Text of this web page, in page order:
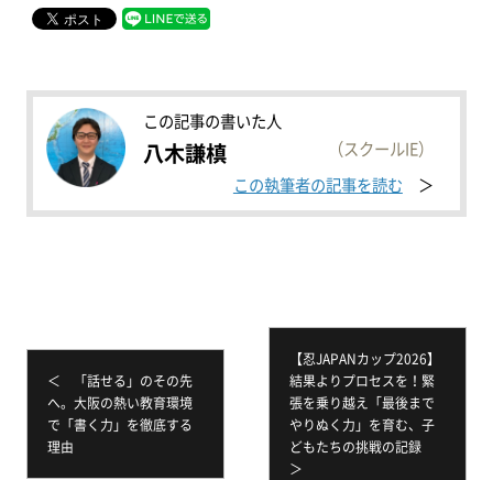
この記事の書いた人
八木謙槙
（スクールIE）
この執筆者の記事を読む
＜ 「話せる」のその先
へ。大阪の熱い教育環境
で「書く力」を徹底する
理由
【忍JAPANカップ2026】
結果よりプロセスを！緊
張を乗り越え「最後まで
やりぬく力」を育む、子
どもたちの挑戦の記録
＞